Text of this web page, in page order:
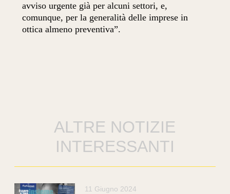
avviso urgente già per alcuni settori, e,
comunque, per la generalità delle imprese in
ottica almeno preventiva”.
ALTRE NOTIZIE
INTERESSANTI
11 Giugno 2024